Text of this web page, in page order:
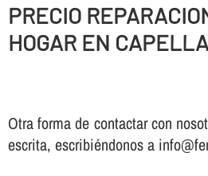
PRECIO
HOGAR EN
Otra forma de contactar con
escrita, escribiéndonos a